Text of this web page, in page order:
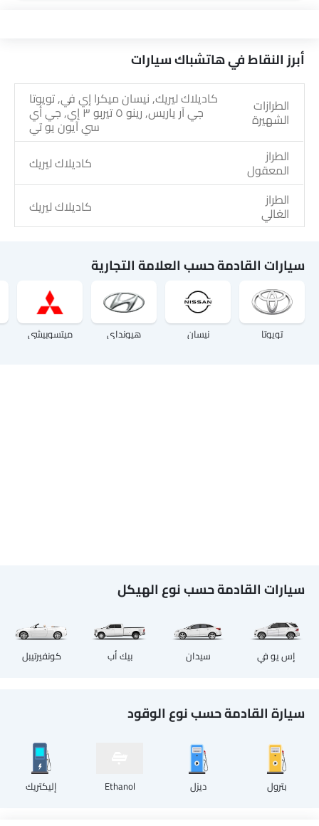
أبرز النقاط في هاتشباك سيارات
الطرازات
الشهيرة
كاديلاك ليريك, نيسان ميكرا إي في, تويوتا
جي آر ياريس, رينو ٥ تيربو ٣ إي, جي أي
سي آيون يو تي
الطراز
المعقول
كاديلاك ليريك
الطراز
الغالي كاديلاك ليريك
سيارات القادمة حسب العلامة التجارية
تويوتا نيسان هيونداي ميتسوبيشي
سيارات القادمة حسب نوع الهيكل
إس يو في سيدان بيك أب كونفيرتيبل
سيارة القادمة حسب نوع الوقود
بترول ديزل Ethanol إليكتريك